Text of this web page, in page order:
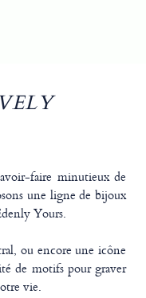
faire minutieux de
une ligne de bijoux
Yours.
ou encore une icône
de motifs pour graver
vie.